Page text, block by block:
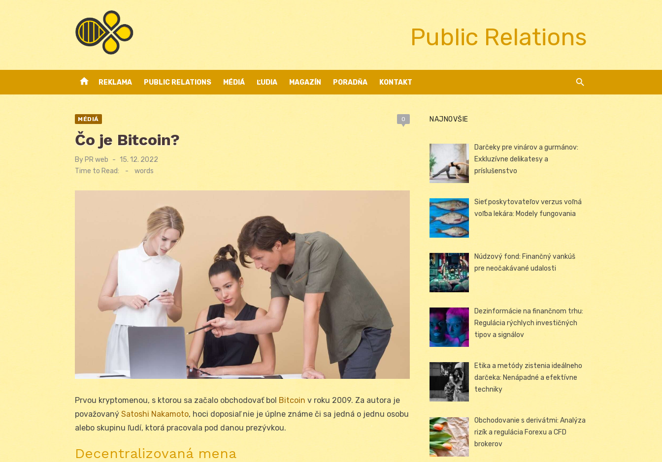
Public Relations
home REKLAMA PUBLIC RELATIONS MÉDIÁ ĽUDIA MAGAZÍN PORADŇA KONTAKT
MÉDIÁ 0
Čo je Bitcoin?
By PR web
Posted
15. 12. 2022
Time to Read:
- words
Prvou kryptomenou, s ktorou sa začalo obchodovať bol Bitcoin v roku 2009. Za autora je
považovaný Satoshi Nakamoto, hoci doposiaľ nie je úplne známe či sa jedná o jednu osobu
alebo skupinu ľudí, ktorá pracovala pod danou prezývkou.
Decentralizovaná mena
NAJNOVŠIE
Darčeky pre vinárov a gurmánov:
Exkluzívne delikatesy a
príslušenstvo
Sieť poskytovateľov verzus voľná
voľba lekára: Modely fungovania
Núdzový fond: Finančný vankúš
pre neočakávané udalosti
Dezinformácie na finančnom trhu:
Regulácia rýchlych investičných
tipov a signálov
Etika a metódy zistenia ideálneho
darčeka: Nenápadné a efektívne
techniky
Obchodovanie s derivátmi: Analýza
rizík a regulácia Forexu a CFD
brokerov